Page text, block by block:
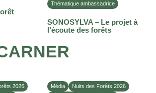
Thématique ambassadrice
SONOSYLVA – Le projet à
l’écoute des forêts
2026
Média
Nuits des Forêts 2026